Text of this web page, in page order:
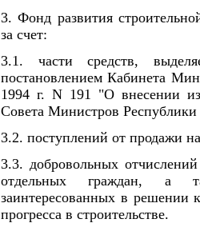
3. Фонд развития
за счет:
3.1. части средств,
постановлением Кабинета
1994 г. N 191 "О внесении
Совета Министров Республики
3.2. поступлений от продажи
3.3. добровольных
отдельных граждан, а
заинтересованных в решении
прогресса в строительстве.